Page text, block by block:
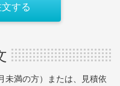
する
未満の方）または、見積依